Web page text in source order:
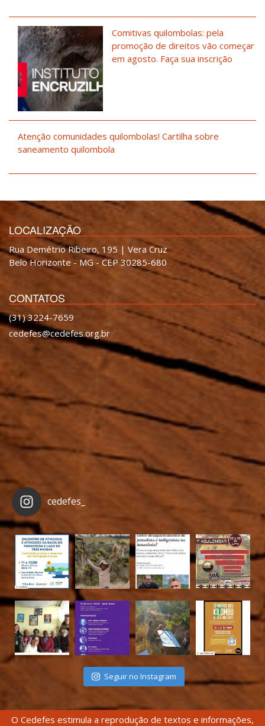
Comitivas quilombolas: pela
promoção de direitos vão começar
em agosto. Faça sua inscrição
Atenção comunidades quilombolas! Cartilha sobre
saneamento quilombola
LOCALIZAÇÃO
Rua Demétrio Ribeiro, 195 | Vera Cruz
Belo Horizonte - MG - CEP 30285-680
CONTATOS
(31) 3224-7659
cedefes@cedefes.org.br
cedefes_
Seguir no Instagram
O Cedefes estimula a reprodução de textos e informações,